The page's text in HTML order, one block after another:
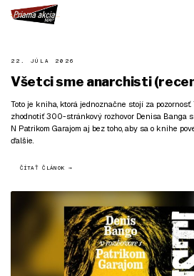
22. JÚLA 2026
Všetci sme anarchisti
Toto je kniha, ktorá jednoznačne stojí za pozornosť.
zhodnotiť 300-stránkový rozhovor Denisa Banga
N Patrikom Garajom aj bez toho, aby sa o knihe
ďalšie.
ČÍTAŤ ČLÁNOK →